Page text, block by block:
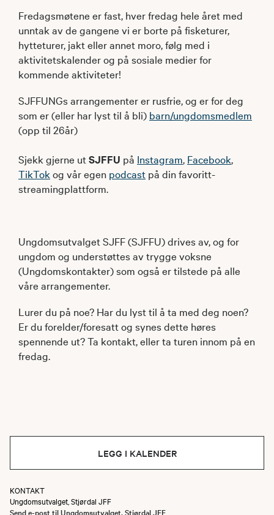
Fredagsmøtene er fast, hver fredag hele året med
unntak av de gangene vi er borte på fisketurer,
hytteturer, jakt eller annet moro, følg med i
aktivitetskalender og på sosiale medier for
kommende aktiviteter!
SJFFUNGs arrangementer er rusfrie, og er for deg
som er (eller har lyst til å bli) barn/ungdomsmedlem
(opp til 26år)
Sjekk gjerne utSJFFU på Instagram, Facebook,
TikTok og vår egen podcast på din favoritt-
streamingplattform.
Ungdomsutvalget SJFF (SJFFU) drives av, og for
ungdom og understøttes av trygge voksne
(Ungdomskontakter) som også er tilstede på alle
våre arrangementer.
Lurer du på noe? Har du lyst til å ta med deg noen?
Er du forelder/foresatt og synes dette høres
spennende ut? Ta kontakt, eller ta turen innom på en
fredag.
LEGG I KALENDER
KONTAKT
Ungdomsutvalget, Stjørdal JFF
Send e-post til Ungdomsutvalget, Stjørdal JFF